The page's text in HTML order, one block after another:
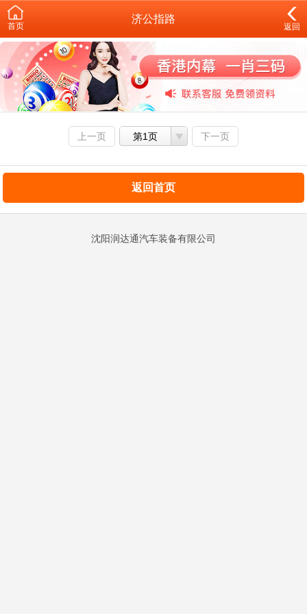
首页
济公指路
返回
上一页 第1页 下一页
返回首页
沈阳润达通汽车装备有限公司